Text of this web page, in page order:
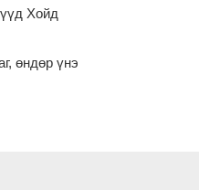
Хойд
өндөр үнэ